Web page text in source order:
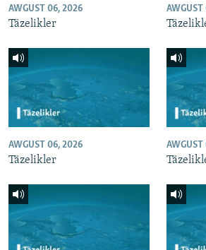
AWGUST 06, 2026
Täzelikler
AWGUST 06, 2026
Täzelikler